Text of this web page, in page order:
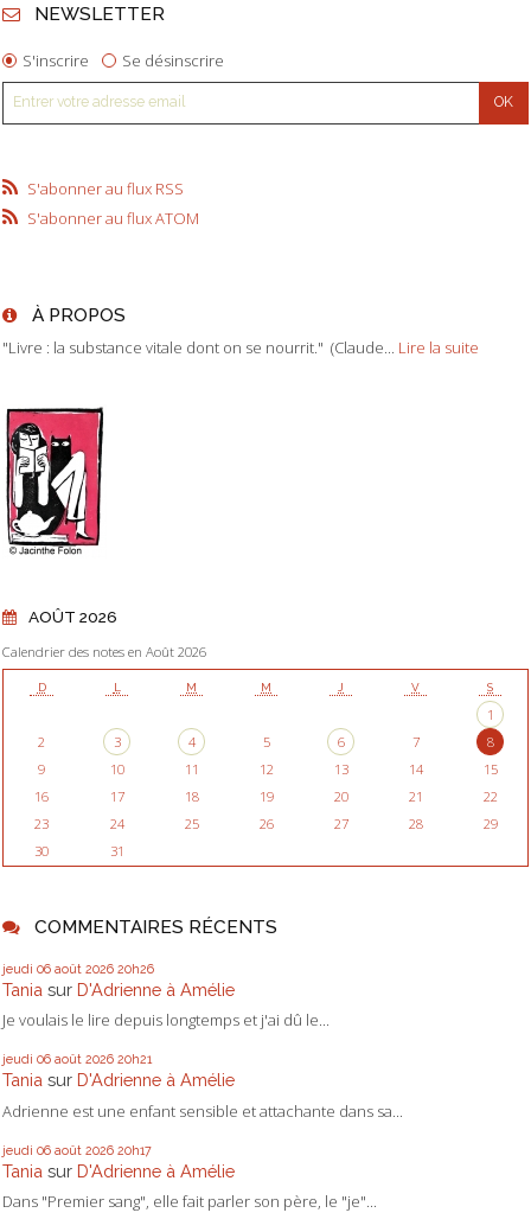
NEWSLETTER
S'inscrire Se désinscrire
S'abonner au flux RSS
S'abonner au flux ATOM
À PROPOS
"Livre : la substance vitale dont on se nourrit." (Claude... Lire la suite
AOÛT 2026
Calendrier des notes en Août 2026
D L M M J V S
1
2
3 4 5 6 7
8
9
10 11 12 13 14
15
16
17 18 19 20 21
22
23
24 25 26 27 28
29
30
31
COMMENTAIRES RÉCENTS
jeudi 06 août 2026 20h26
Tania sur D'Adrienne à Amélie
Je voulais le lire depuis longtemps et j'ai dû le...
jeudi 06 août 2026 20h21
Tania sur D'Adrienne à Amélie
Adrienne est une enfant sensible et attachante dans sa...
jeudi 06 août 2026 20h17
Tania sur D'Adrienne à Amélie
Dans "Premier sang", elle fait parler son père, le "je"...